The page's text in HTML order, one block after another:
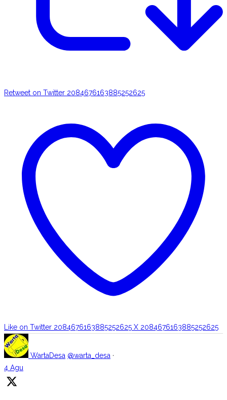
Retweet on Twitter 2084676163885252625
Like on Twitter 2084676163885252625 X 2084676163885252625
WartaDesa @warta_desa ·
4 Agu